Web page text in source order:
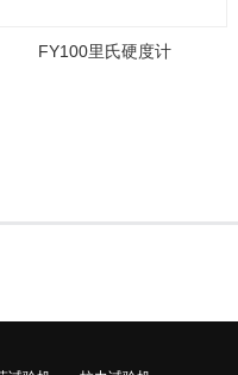
FY100里氏硬度计